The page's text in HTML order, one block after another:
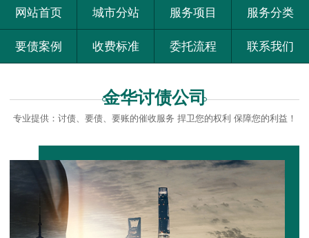
网站首页 城市分站 服务项目 服务分类
要债案例 收费标准 委托流程 联系我们
金华讨债公司
专业提供：讨债、要债、要账的催收服务 捍卫您的权利 保障您的利益！